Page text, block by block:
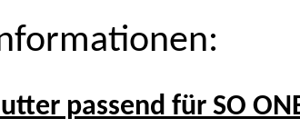
passend für SO